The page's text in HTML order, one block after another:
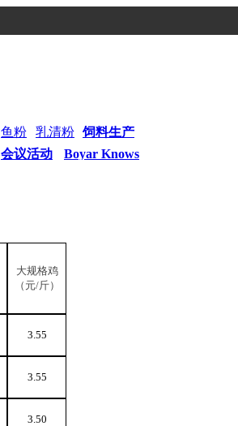
鱼粉 乳清粉 饲料生产
会议活动
Boyar Knows
大规格鸡
（元/斤）
3.55
3.55
3.50